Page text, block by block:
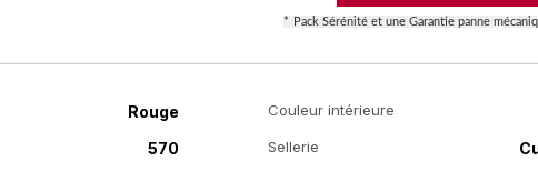
* Pack Sérénité et une Garantie panne
Rouge Couleur intérieure
570 Sellerie